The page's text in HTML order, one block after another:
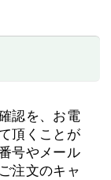
認を、お電
頂くことが
号やメール
注文のキャ